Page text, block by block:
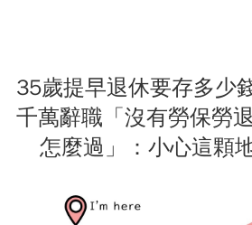
35歲提早退休要存多少
千萬辭職「沒有勞保勞
怎麼過」：小心這顆